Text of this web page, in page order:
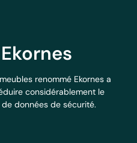
renommé Ekornes a
considérablement le
données de sécurité.